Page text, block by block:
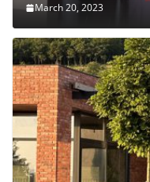
March 20, 2023